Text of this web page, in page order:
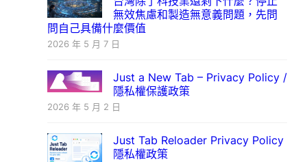
無效焦慮和製造無意義問題，先問
問自己具備什麼價值
2026 年 5 月 7 日
Just a New Tab – Privacy Policy /
隱私權保護政策
2026 年 5 月 2 日
Just Tab Reloader Privacy Policy
隱私權政策